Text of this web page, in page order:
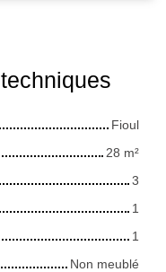
techniques
Fioul
28 m²
3
1
1
Non meublé